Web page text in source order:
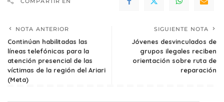
NOTA ANTERIOR
Continúan habilitadas las
líneas telefónicas para la
atención presencial de las
víctimas de la región del Ariari
(Meta)
SIGUIENTE NOTA
Jóvenes desvinculados de
grupos ilegales reciben
orientación sobre ruta de
reparación